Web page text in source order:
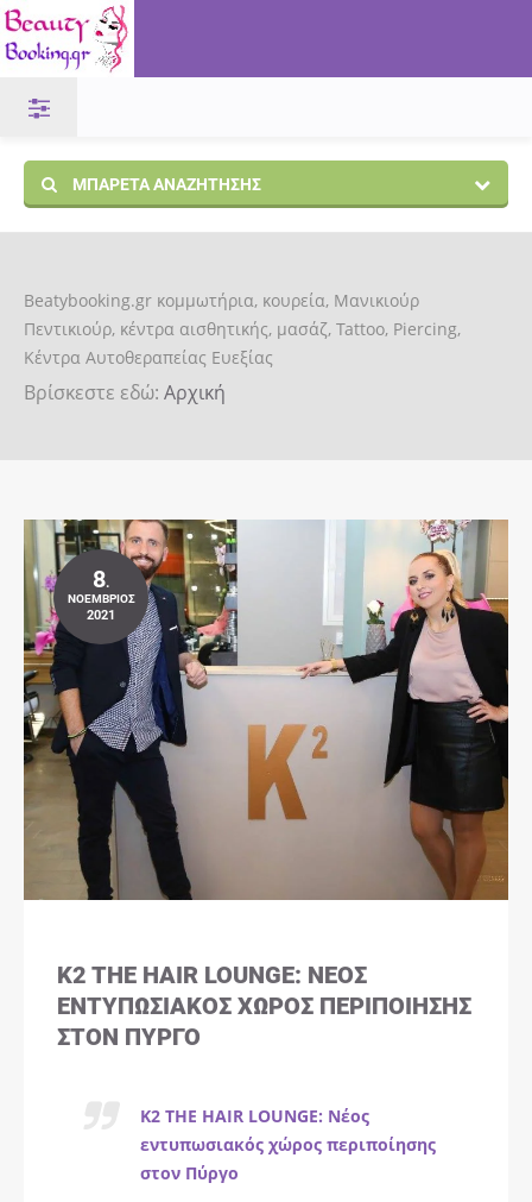
ΜΠΑΡΈΤΑ ΑΝΑΖΉΤΗΣΗΣ
Beatybooking.gr κομμωτήρια, κουρεία, Μανικιούρ
Πεντικιούρ, κέντρα αισθητικής, μασάζ, Tattoo, Piercing,
Κέντρα Αυτοθεραπείας Ευεξίας
Βρίσκεστε εδώ: Αρχική
8.
ΝΟΈΜΒΡΙΟΣ
2021
K2 THE HAIR LOUNGE: ΝΈΟΣ
ΕΝΤΥΠΩΣΙΑΚΌΣ ΧΏΡΟΣ ΠΕΡΙΠΟΊΗΣΗΣ
ΣΤΟΝ ΠΎΡΓΟ
K2 THE HAIR LOUNGE: Νέος
εντυπωσιακός χώρος περιποίησης
στον Πύργο